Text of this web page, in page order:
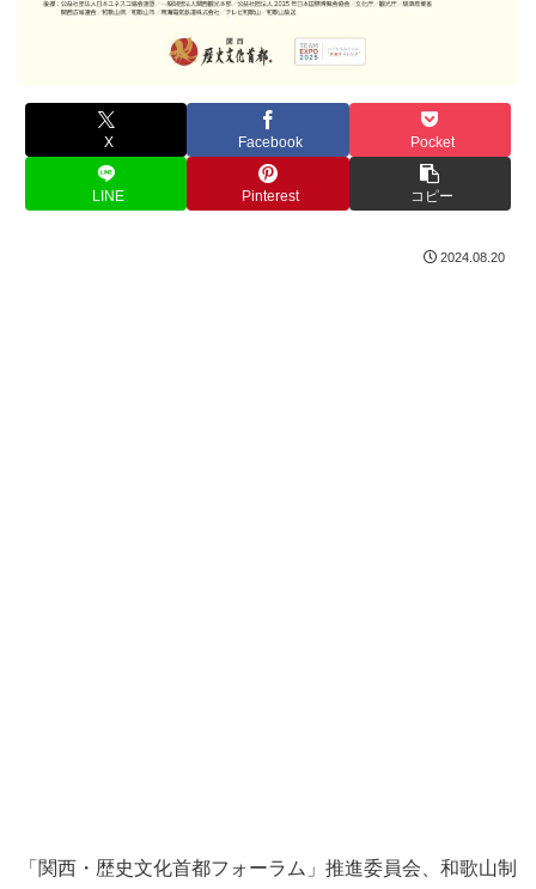
X Facebook Pocket
LINE Pinterest コピー
2024.08.20
「関西・歴史文化首都フォーラム」推進委員会、和歌山制